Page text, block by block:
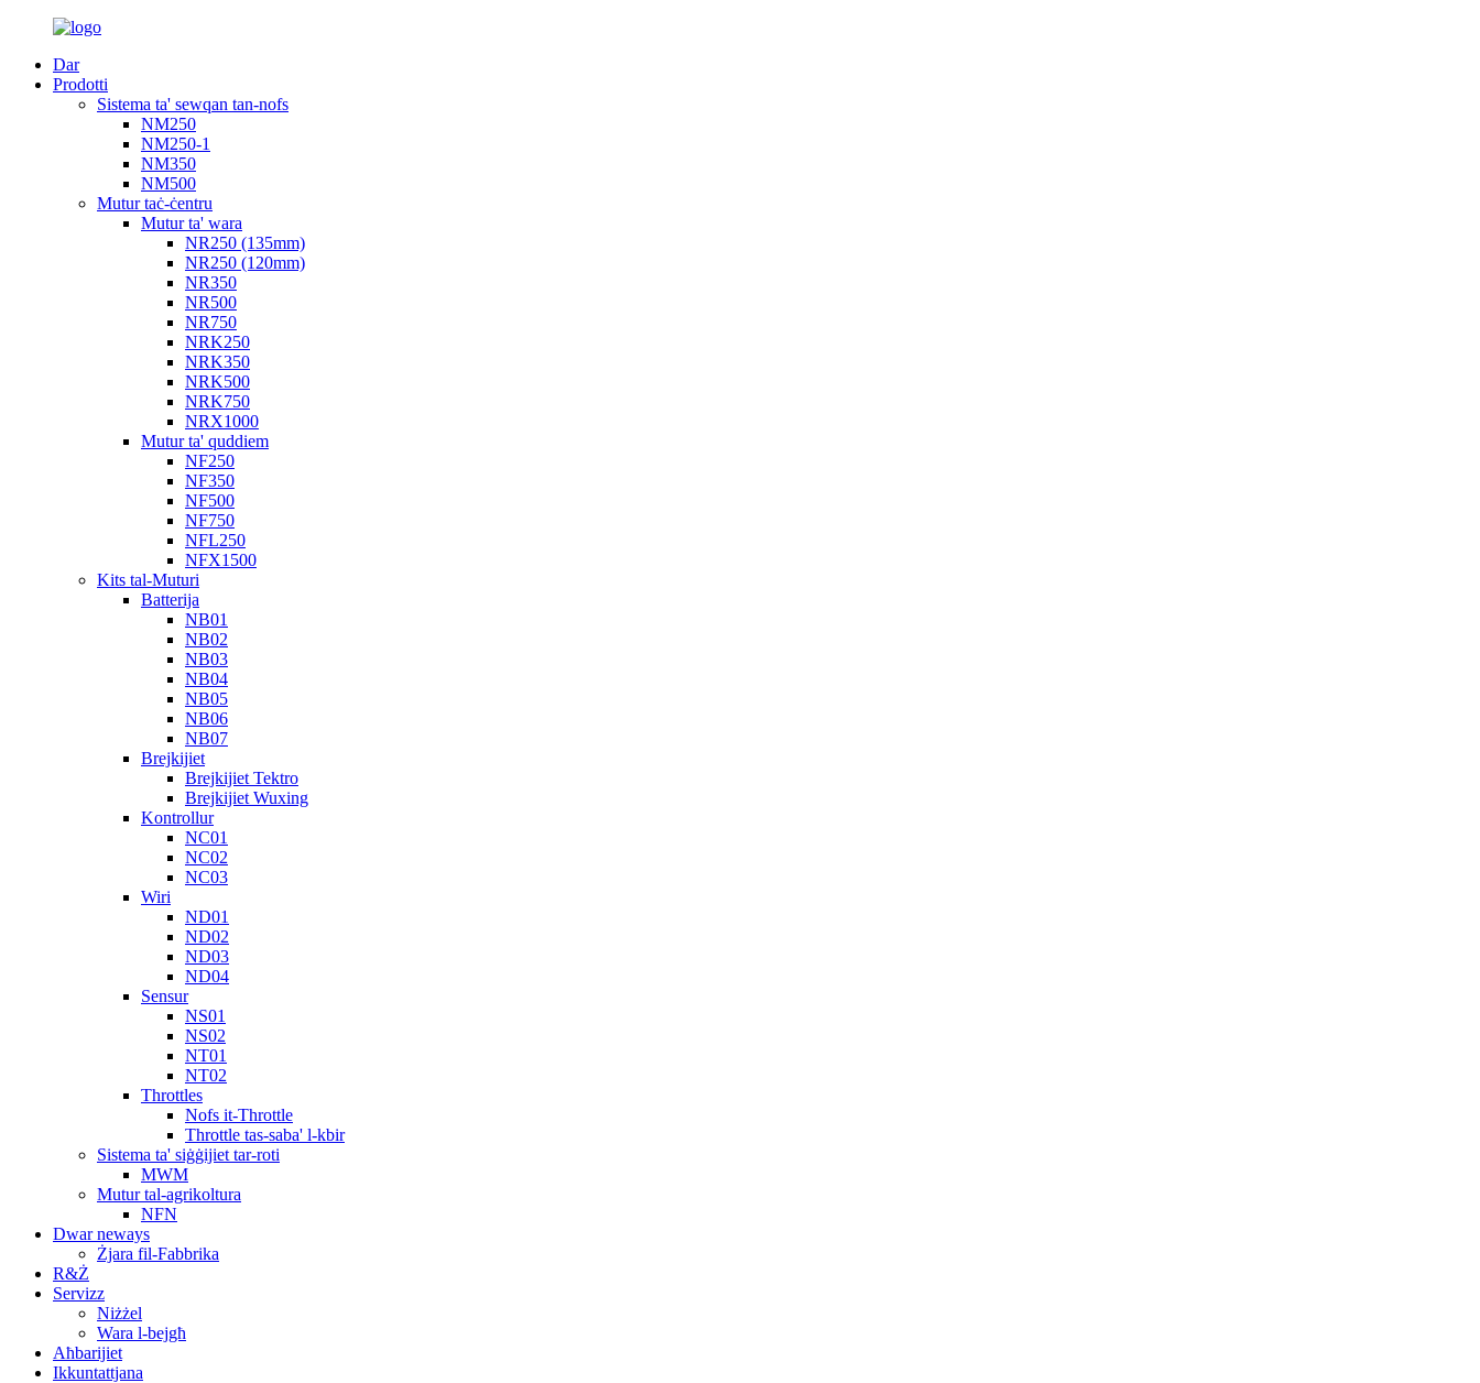
Dar
Prodotti
Sistema ta' sewqan tan-nofs
NM250
NM250-1
NM350
NM500
Mutur taċ-ċentru
Mutur ta' wara
NR250 (135mm)
NR250 (120mm)
NR350
NR500
NR750
NRK250
NRK350
NRK500
NRK750
NRX1000
Mutur ta' quddiem
NF250
NF350
NF500
NF750
NFL250
NFX1500
Kits tal-Muturi
Batterija
NB01
NB02
NB03
NB04
NB05
NB06
NB07
Brejkijiet
Brejkijiet Tektro
Brejkijiet Wuxing
Kontrollur
NC01
NC02
NC03
Wiri
ND01
ND02
ND03
ND04
Sensur
NS01
NS02
NT01
NT02
Throttles
Nofs it-Throttle
Throttle tas-saba' l-kbir
Sistema ta' siġġijiet tar-roti
MWM
Mutur tal-agrikoltura
NFN
Dwar neways
Żjara fil-Fabbrika
R&Ż
Servizz
Niżżel
Wara l-bejgħ
Aħbarijiet
Ikkuntattjana